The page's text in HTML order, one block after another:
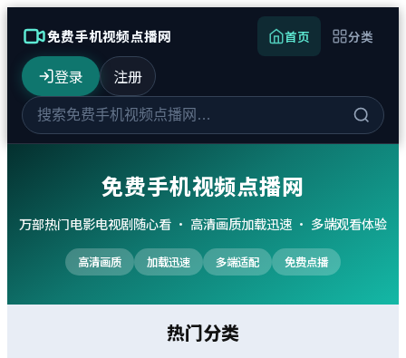
免费手机视频点播网 首页 分类
登录 注册
免费手机视频点播网
万部热门电影电视剧随心看 · 高清画质加载迅速 · 多端观看体验
高清画质 加载迅速 多端适配 免费点播
热门分类